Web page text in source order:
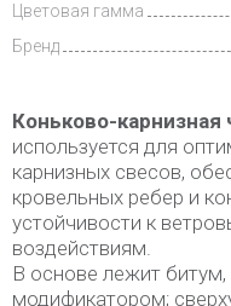
Цветовая гамма
Бренд
Коньково-
используется для
карнизных свесов,
кровельных ребер и
устойчивости к
воздействиям.
В основе лежит
модификатором;